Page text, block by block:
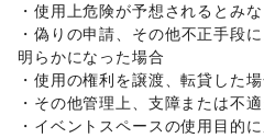
美容・コスメ・香水/ヘアケア
ヘアサロン・ネイルサロン/マ
エステ・美容サービス
女性用品・フェムテック /コン
/その他美容・健康
エンタメ・ガジェット
・使用上危険が予想されるとみ
・偽りの申請、その他不正手段
明らかになった場合
・使用の権利を譲渡、転貸した
・その他管理上、支障または不
・イベントスペースの使用目的